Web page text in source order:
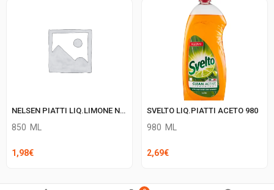
6,29€.6,29€.
NELSEN PIATTI LIQ.LIMONE NEW
850 ML
1,98€
SVELTO LIQ.PIATTI ACETO 980
980 ML
2,69€